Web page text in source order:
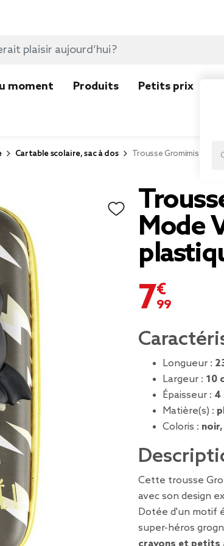
moment Produits Petits prix
Cartable scolaire, sac à dos Trousse Gromimis 3D
Mode
7,99 €
Longueur :
Largeur : 10
Épaisseur : 4
Matière(s) :
Coloris :
Cette trousse
avec son design
Dotée d'un motif
super-héros